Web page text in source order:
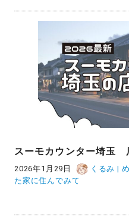
スーモカウンター埼玉
2026年1月29日
くるみ |
た家に住んでみて